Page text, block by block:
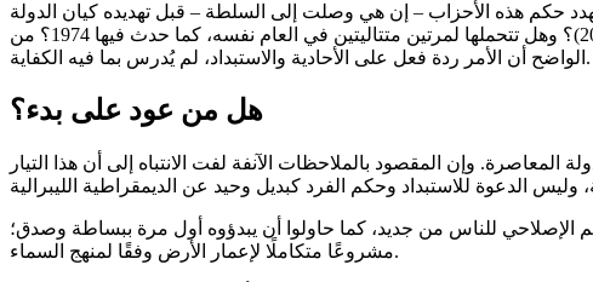
حكم هذه الأحزاب – إن هي وصلت إلى السلطة – قبل تهديده كيان الدولة
وتماسك أركانها. فهل تتحمل شعوبنا وميزانياتنا مثلًا ثلاثة انتخابات عامة في أربع سنوات، كما حدث في بريطانيا (2015 و2017 و2019)؟ وهل تتحملها لمرتين متتاليتين في العام نفسه، كما حدث فيها 1974؟ من
الواضح أن الأمر ردة فعل على الأحادية والاستبداد، لم يُدرس بما فيه الكفاية.
هل من عود على بدء؟
وإن المقصود بالملاحظات الآنفة لفت الانتباه إلى أن هذا التيار
الإصلاحي للناس من جديد، كما حاولوا أن يبدؤوه أول مرة ببساطة وصدق؛
مشروعًا متكاملًا لإعمار الأرض وفقًا لمنهج السماء.